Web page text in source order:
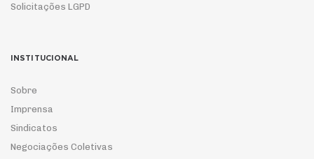
Solicitações LGPD
INSTITUCIONAL
Sobre
Imprensa
Sindicatos
Negociações Coletivas